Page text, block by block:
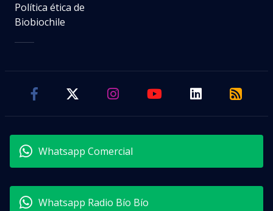
Política ética de
Biobiochile
Whatsapp Comercial
Whatsapp Radio Bío Bío